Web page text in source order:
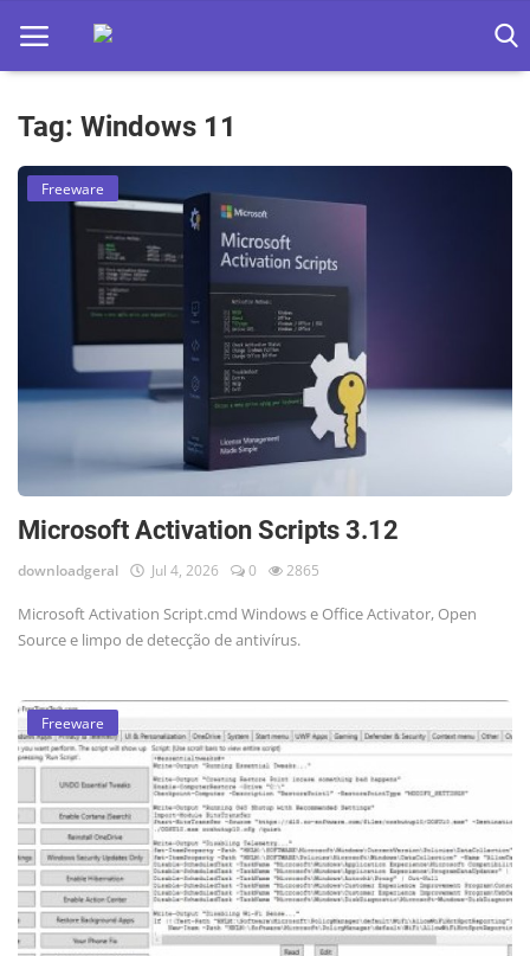
Home
Apps
Música
Tag: Windows 11
Freeware
Microsoft Activation Scripts 3.12
downloadgeral Jul 4, 2026 0 2865
Microsoft Activation Script.cmd Windows e Office Activator, Open
Source e limpo de detecção de antivírus.
Freeware